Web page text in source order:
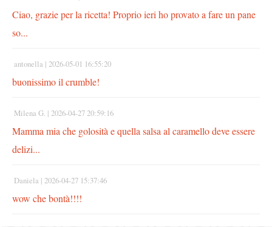
Ciao, grazie per la ricetta! Proprio ieri ho provato a fare un pane
so...
antonella | 2026-05-01 16:55:20
buonissimo il crumble!
Milena G. | 2026-04-27 20:59:16
Mamma mia che golosità e quella salsa al caramello deve essere
delizi...
Daniela | 2026-04-27 15:37:46
wow che bontà!!!!